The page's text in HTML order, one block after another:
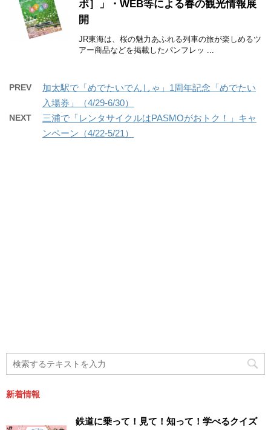
ポ］」・WEB等による春の観光情報展
開
JR東海は、桜の魅力あふれる列車の旅が楽しめるツ
アー商品などを掲載したパンフレッ ...
PREV
加太駅で「めでたいでんしゃ」1周年記念「めでたい
入場券」（4/29-6/30）
NEXT
三浦で「レンタサイクルはPASMOがおトク！」キャ
ンペーン（4/22-5/21）
新着情報
鉄道に乗って！見て！知って！学べるクイズ